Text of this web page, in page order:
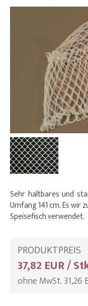
Sehr haltbares und
Umfang 141 cm. Es
Speisefisch verwendet.
PRODUKTPREIS
37,82 EUR /
ohne MwSt. 31,26